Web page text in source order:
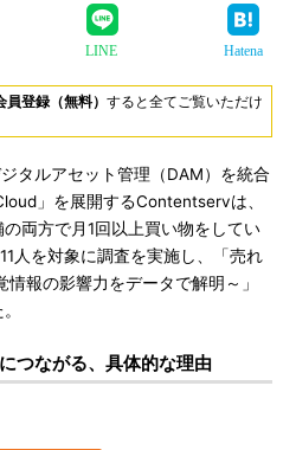
LINE Hatena
員登録（無料） すると全てご覧いただけ
タルアセット管理（DAM）を統合
」を展開するContentservは、
両方で月1回以上買い物をしてい
人を対象に調査を実施し、「売れ
報の影響力をデータで解明～」
つながる、具体的な理由